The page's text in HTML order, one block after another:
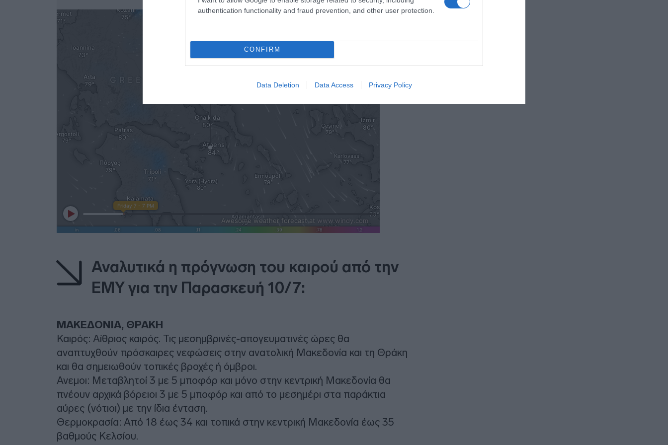
authentication functionality and fraud prevention, and other user protection.
CONFIRM
Data Deletion Data Access Privacy Policy
Αναλυτικά η πρόγνωση του καιρού από την
ΕΜΥ για την Παρασκευή 10/7:
ΜΑΚΕΔΟΝΙΑ, ΘΡΑΚΗ
Καιρός: Αίθριος καιρός. Τις μεσημβρινές-απογευματινές ώρες θα
αναπτυχθούν πρόσκαιρες νεφώσεις στην ανατολική Μακεδονία και τη Θράκη
και θα σημειωθούν τοπικές βροχές ή όμβροι.
Ανεμοι: Μεταβλητοί 3 με 5 μποφόρ και μόνο στην κεντρική Μακεδονία θα
πνέουν αρχικά βόρειοι 3 με 5 μποφόρ και από το μεσημέρι στα παράκτια
αύρες (νότιοι) με την ίδια ένταση.
Θερμοκρασία: Από 18 έως 34 και τοπικά στην κεντρική Μακεδονία έως 35
βαθμούς Κελσίου.